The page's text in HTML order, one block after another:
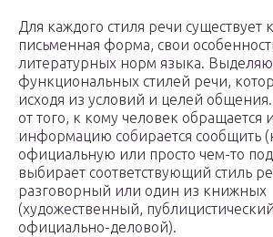
Для каждого стиля речи существует
письменная форма, свои
литературных норм языка.
функциональных стилей речи,
исходя из условий и целей
от того, к кому человек обращается
информацию собирается сообщить
официальную или просто чем-то
выбирает соответствующий стиль
разговорный или один из книжных
(художественный,
официально-деловой).